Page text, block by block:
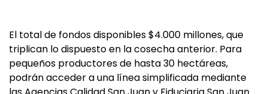
El total de fondos disponibles $4.000 millones, que
triplican lo dispuesto en la cosecha anterior. Para
pequeños productores de hasta 30 hectáreas,
podrán acceder a una línea simplificada mediante